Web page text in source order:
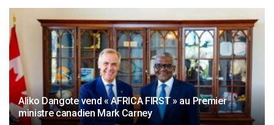
Aliko Dangote vend « AFRICA FIRST » au Premier
ministre canadien Mark Carney